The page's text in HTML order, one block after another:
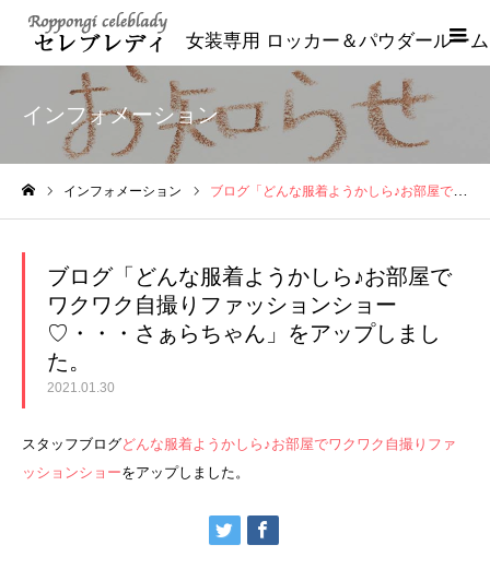
女装専用 ロッカー＆パウダールーム
インフォメーション
インフォメーション ブログ「どんな服着ようかしら♪お部屋でワクワク自撮りファッションショー♡・・・さぁらちゃん」をアップしました。
ブログ「どんな服着ようかしら♪お部屋で
ワクワク自撮りファッションショー
♡・・・さぁらちゃん」をアップしまし
た。
2021.01.30
スタッフブログどんな服着ようかしら♪お部屋でワクワク自撮りファ
ッションショーをアップしました。